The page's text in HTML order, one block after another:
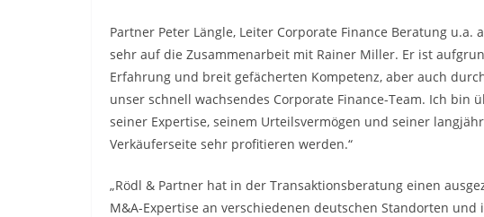
Partner Peter Längle, Leiter Corporate Finance Beratung
sehr auf die Zusammenarbeit mit Rainer Miller. Er ist
Erfahrung und breit gefächerten Kompetenz, aber auch
unser schnell wachsendes Corporate Finance-Team. Ich bin
seiner Expertise, seinem Urteilsvermögen und seiner
Verkäuferseite sehr profitieren werden.“
„Rödl & Partner hat in der Transaktionsberatung einen
M&A-Expertise an verschiedenen deutschen Standorten